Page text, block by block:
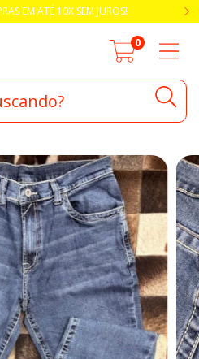
EM ATÉ 10X SEM JUROS!
0